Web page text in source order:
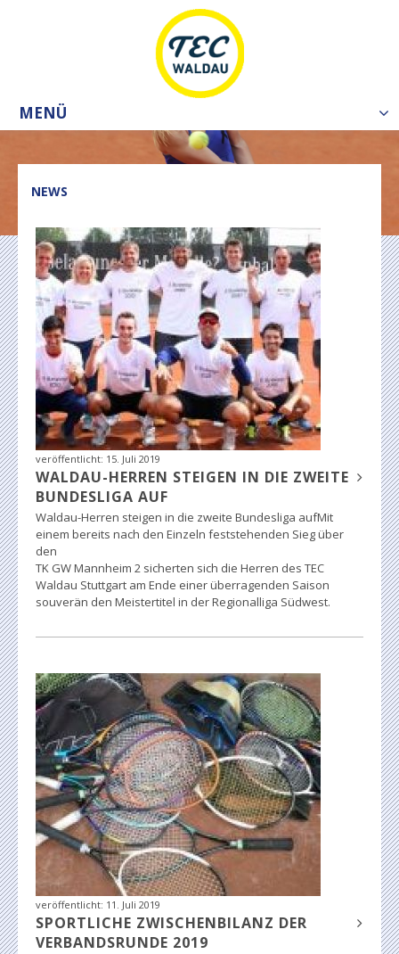
MENÜ
NEWS
veröffentlicht: 15. Juli 2019
WALDAU-HERREN STEIGEN IN DIE ZWEITE
BUNDESLIGA AUF
Waldau-Herren steigen in die zweite Bundesliga aufMit
einem bereits nach den Einzeln feststehenden Sieg über
den
TK GW Mannheim 2 sicherten sich die Herren des TEC
Waldau Stuttgart am Ende einer überragenden Saison
souverän den Meistertitel in der Regionalliga Südwest.
veröffentlicht: 11. Juli 2019
SPORTLICHE ZWISCHENBILANZ DER
VERBANDSRUNDE 2019